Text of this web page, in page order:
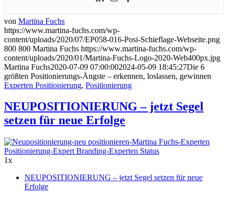
von Martina Fuchs
https://www.martina-fuchs.com/wp-
content/uploads/2020/07/EP058-016-Posi-Schieflage-Webseite.png
800 800 Martina Fuchs https://www.martina-fuchs.com/wp-
content/uploads/2020/01/Martina-Fuchs-Logo-2020-Web400px.jpg
Martina Fuchs2020-07-09 07:00:002024-05-09 18:45:27Die 6
größten Positionierungs-Ängste – erkennen, loslassen, gewinnen
Experten Positionierung, Positionierung
NEUPOSITIONIERUNG – jetzt Segel
setzen für neue Erfolge
1x
NEUPOSITIONIERUNG – jetzt Segel setzen für neue
Erfolge